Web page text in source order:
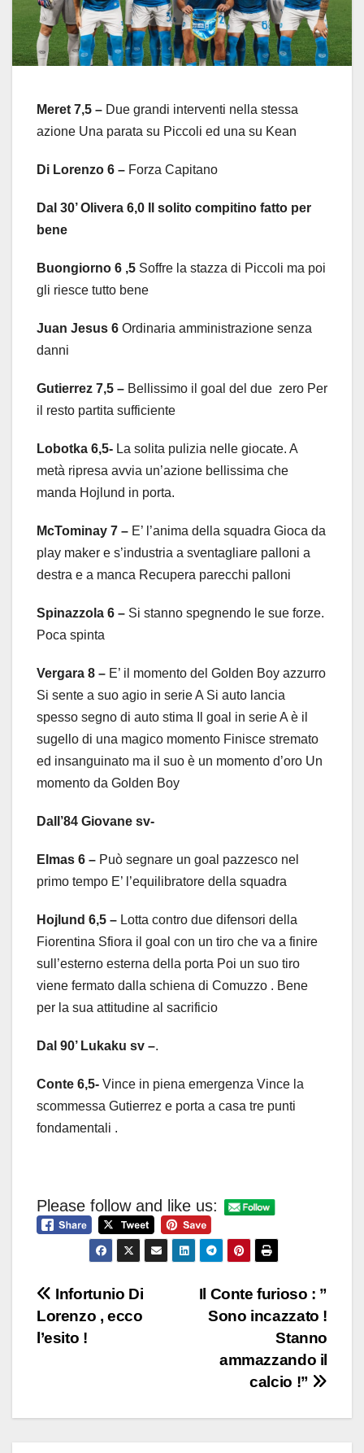
Meret 7,5 – Due grandi interventi nella stessa
azione Una parata su Piccoli ed una su Kean
Di Lorenzo 6 – Forza Capitano
Dal 30’ Olivera 6,0
Il solito compitino fatto per
bene
Buongiorno 6 ,5 Soffre la stazza di Piccoli ma poi
gli riesce tutto bene
Juan Jesus 6 Ordinaria amministrazione senza
danni
Gutierrez 7,5 – Bellissimo il goal del due zero Per
il resto partita sufficiente
Lobotka 6,5- La solita pulizia nelle giocate. A
metà ripresa avvia un’azione bellissima che
manda Hojlund in porta.
McTominay 7 – E’ l’anima della squadra Gioca da
play maker e s’industria a sventagliare palloni a
destra e a manca Recupera parecchi palloni
Spinazzola 6 – Si stanno spegnendo le sue forze.
Poca spinta
Vergara 8 – E’ il momento del Golden Boy azzurro
Si sente a suo agio in serie A Si auto lancia
spesso segno di auto stima Il goal in serie A è il
sugello di una magico momento Finisce stremato
ed insanguinato ma il suo è un momento d’oro Un
momento da Golden Boy
Dall’84 Giovane sv-
Elmas 6 – Può segnare un goal pazzesco nel
primo tempo E’ l’equilibratore della squadra
Hojlund 6,5 – Lotta contro due difensori della
Fiorentina Sfiora il goal con un tiro che va a finire
sull’esterno esterna della porta Poi un suo tiro
viene fermato dalla schiena di Comuzzo . Bene
per la sua attitudine al sacrificio
Dal 90’ Lukaku sv –.
Conte 6,5- Vince in piena emergenza Vince la
scommessa Gutierrez e porta a casa tre punti
fondamentali .
Please follow and like us:
Navigazione
articoli
Il Conte furioso : ”
Sono incazzato !
Stanno
ammazzando il
calcio !”
Infortunio Di
Lorenzo , ecco
l’esito !